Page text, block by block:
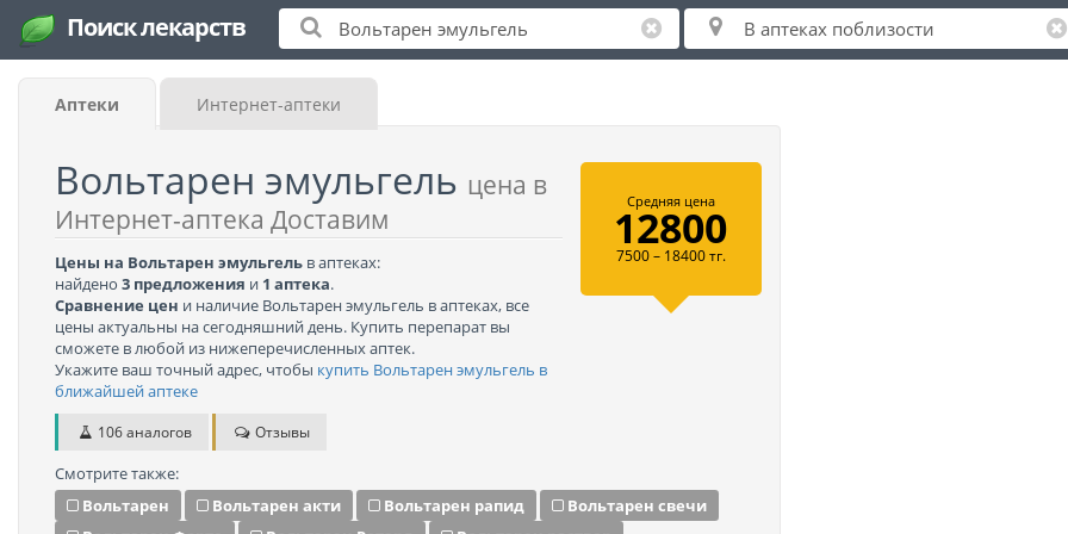
Поиск лекарств
Аптеки Интернет-аптеки
Вольтарен эмульгель цена в
Интернет-аптека Доставим
Цены на Вольтарен эмульгель в аптеках:
найдено 3 предложения и 1 аптека.
Сравнение цен и наличие Вольтарен эмульгель в аптеках, все
цены актуальны на сегодняшний день. Купить перепарат вы
сможете в любой из нижеперечисленных аптек.
Укажите ваш точный адрес, чтобы купить Вольтарен эмульгель в
ближайшей аптеке
106 аналогов Отзывы
Средняя цена
12800
7500 – 18400 тг.
Смотрите также:
Вольтарен
Вольтарен акти Вольтарен рапид
Вольтарен свечи